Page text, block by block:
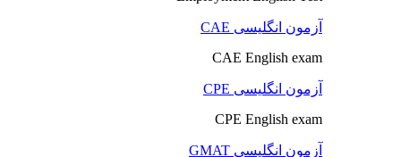
آزمون انگلیسی CAE
CAE English exam
آزمون انگلیسی CPE
CPE English exam
آزمون انگلیسی GMAT